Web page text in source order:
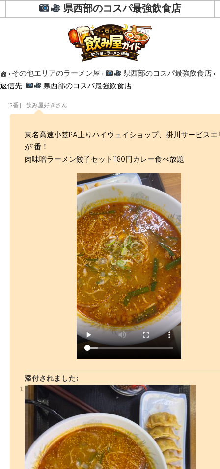
県西部のコスパ最強飲食店
›その他エリアのラーメン屋› 県西部のコスパ最強飲食店›
返信先:
県西部のコスパ最強飲食店
［3番］ 飲み屋好きさん
東名高速小笠PA上りハイウェイショップ、掛川サービスエ
が1番！
肉味噌ラーメン餃子セット1180円カレー食べ放題
添付されました: